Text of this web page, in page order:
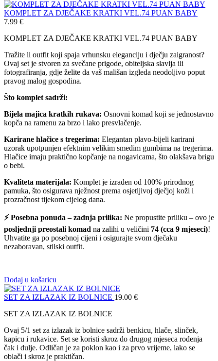
KOMPLET ZA DJEČAKE KRATKI VEL.74 PUAN BABY
7.99 €
KOMPLET ZA DJEČAKE KRATKI VEL.74 PUAN BABY
Tražite li outfit koji spaja vrhunsku eleganciju i dječju zaigranost?
Ovaj set je stvoren za svečane prigode, obiteljska slavlja ili
fotografiranja, gdje želite da vaš mališan izgleda neodoljivo poput
pravog malog gospodina.
Što komplet sadrži:
Bijela majica kratkih rukava: Osnovni komad koji se jednostavno
kopča na ramenu za brzo i lako presvlačenje.
Karirane hlačice s tregerima: Elegantan plavo-bijeli karirani
uzorak upotpunjen efektnim velikim smeđim gumbima na tregerima.
Hlačice imaju praktično kopčanje na nogavicama, što olakšava brigu
o bebi.
Kvaliteta materijala: Komplet je izrađen od 100% prirodnog
pamuka, što osigurava nježnost prema osjetljivoj dječjoj koži i
prozračnost tijekom cijelog dana.
⚡ Posebna ponuda – zadnja prilika: Ne propustite priliku – ovo je
posljednji preostali komad na zalihi u veličini 74 (cca 9 mjeseci)!
Uhvatite ga po posebnoj cijeni i osigurajte svom dječaku
nezaboravan, stilski outfit.
Dodaj u košaricu
SET ZA IZLAZAK IZ BOLNICE 19.00 €
SET ZA IZLAZAK IZ BOLNICE
Ovaj 5/1 set za izlazak iz bolnice sadrži benkicu, hlače, slinček,
kapicu i rukavice. Set se koristi skroz do drugog mjeseca rođenja
čak i dulje. Odličan je za poklon kao i za prvo vrijeme, lako se
oblači i skroz je praktičan.